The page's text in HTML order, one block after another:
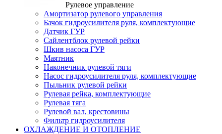
Рулевое управление
Амортизатор рулевого управления
Бачок гидроусилителя руля, комплектующие
Датчик ГУР
Сайлентблок рулевой рейки
Шкив насоса ГУР
Маятник
Наконечник рулевой тяги
Насос гидроусилителя руля, комплектующие
Пыльник рулевой рейки
Рулевая рейка, комплектующие
Рулевая тяга
Рулевой вал, крестовины
Фильтр гидроусилителя
ОХЛАЖДЕНИЕ И ОТОПЛЕНИЕ